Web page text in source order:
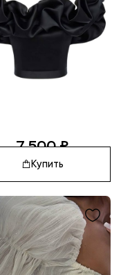
7 500₽
Купить